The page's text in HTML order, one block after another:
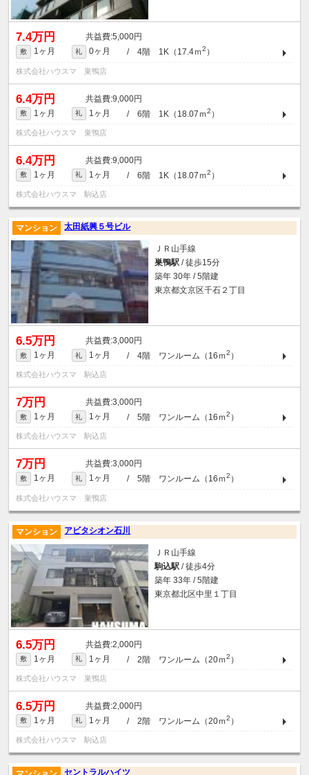
7.4万円 5,000円
敷 1ヶ月 礼 0ヶ月 / 4階 1K（17.4ｍ2 ）
株式会社ハウスマ 巣鴨店
6.4万円 9,000円
敷 1ヶ月 礼 1ヶ月 / 6階 1K（18.07ｍ2 ）
株式会社ハウスマ 巣鴨店
6.4万円 9,000円
敷 1ヶ月 礼 1ヶ月 / 6階 1K（18.07ｍ2 ）
株式会社ハウスマ 駒込店
太田紙興５号ビル
マンション
ＪＲ山手線
巣鴨駅 / 徒歩15分
築年 30年 / 5階建
東京都文京区千石２丁目
6.5万円 3,000円
敷 1ヶ月 礼 1ヶ月 / 4階 ワンルーム（16ｍ2 ）
株式会社ハウスマ 駒込店
7万円 3,000円
敷 1ヶ月 礼 1ヶ月 / 5階 ワンルーム（16ｍ2 ）
株式会社ハウスマ 駒込店
7万円 3,000円
敷 1ヶ月 礼 1ヶ月 / 5階 ワンルーム（16ｍ2 ）
株式会社ハウスマ 巣鴨店
アビタシオン石川
マンション
ＪＲ山手線
駒込駅 / 徒歩4分
築年 33年 / 5階建
東京都北区中里１丁目
6.5万円 2,000円
敷 1ヶ月 礼 1ヶ月 / 2階 ワンルーム（20ｍ2 ）
株式会社ハウスマ 巣鴨店
6.5万円 2,000円
敷 1ヶ月 礼 1ヶ月 / 2階 ワンルーム（20ｍ2 ）
株式会社ハウスマ 駒込店
セントラルハイツ